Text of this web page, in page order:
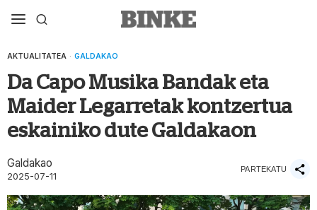
AKTUALITATEA · GALDAKAO
Da Capo Musika Bandak eta
Maider Legarretak kontzertua
eskainiko dute Galdakaon
Galdakao
2025-07-11
PARTEKATU